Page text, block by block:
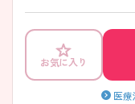
にとても便利です。 ご
細をお話しいたしますの
お気に入り
医